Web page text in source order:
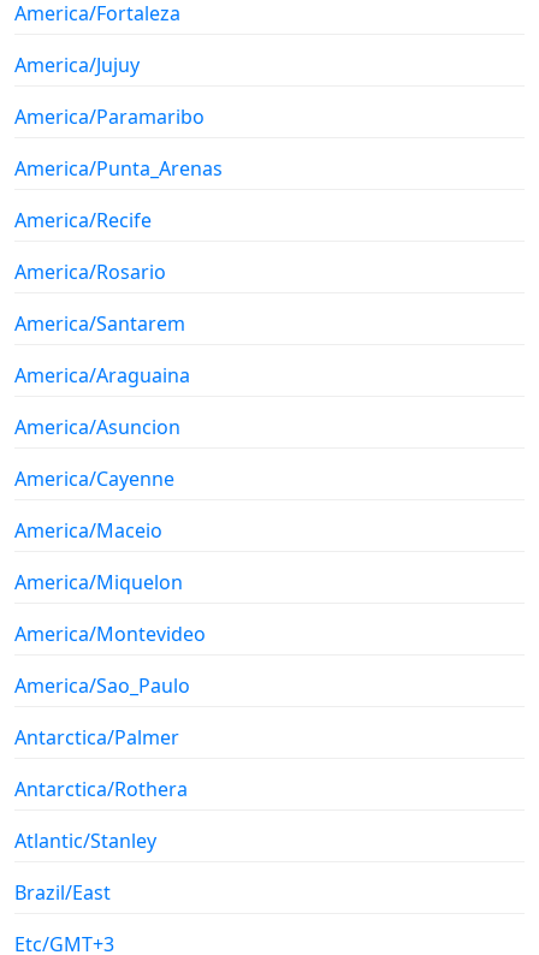
America/Fortaleza
America/Jujuy
America/Paramaribo
America/Punta_Arenas
America/Recife
America/Rosario
America/Santarem
America/Araguaina
America/Asuncion
America/Cayenne
America/Maceio
America/Miquelon
America/Montevideo
America/Sao_Paulo
Antarctica/Palmer
Antarctica/Rothera
Atlantic/Stanley
Brazil/East
Etc/GMT+3